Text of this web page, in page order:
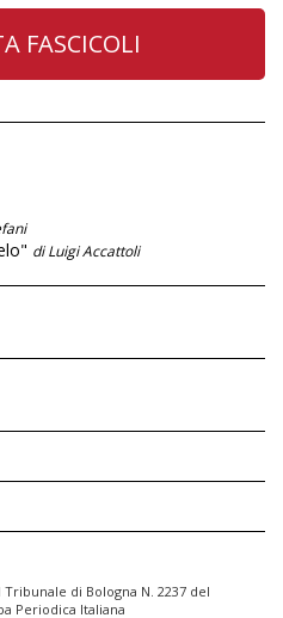
FASCICOLI
di Luigi Accattoli
di Bologna N. 2237 del
Periodica Italiana